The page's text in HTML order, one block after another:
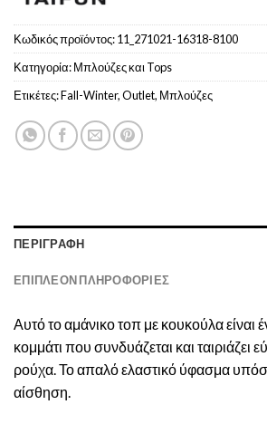
Κωδικός προϊόντος:11_271021-16318-8100
Κατηγορία:Μπλούζες και Tops
Ετικέτες:Fall-Winter,Outlet, Μπλούζες
ΠΕΡΙΓΡΑΦΉ
ΕΠΙΠΛΈΟΝ ΠΛΗΡΟΦΟΡΊΕΣ
Αυτό το αμάνικο τοπ με κουκούλα είναι
κομμάτι που συνδυάζεται και ταιριάζει
ρούχα. Το απαλό ελαστικό ύφασμα
αίσθηση.